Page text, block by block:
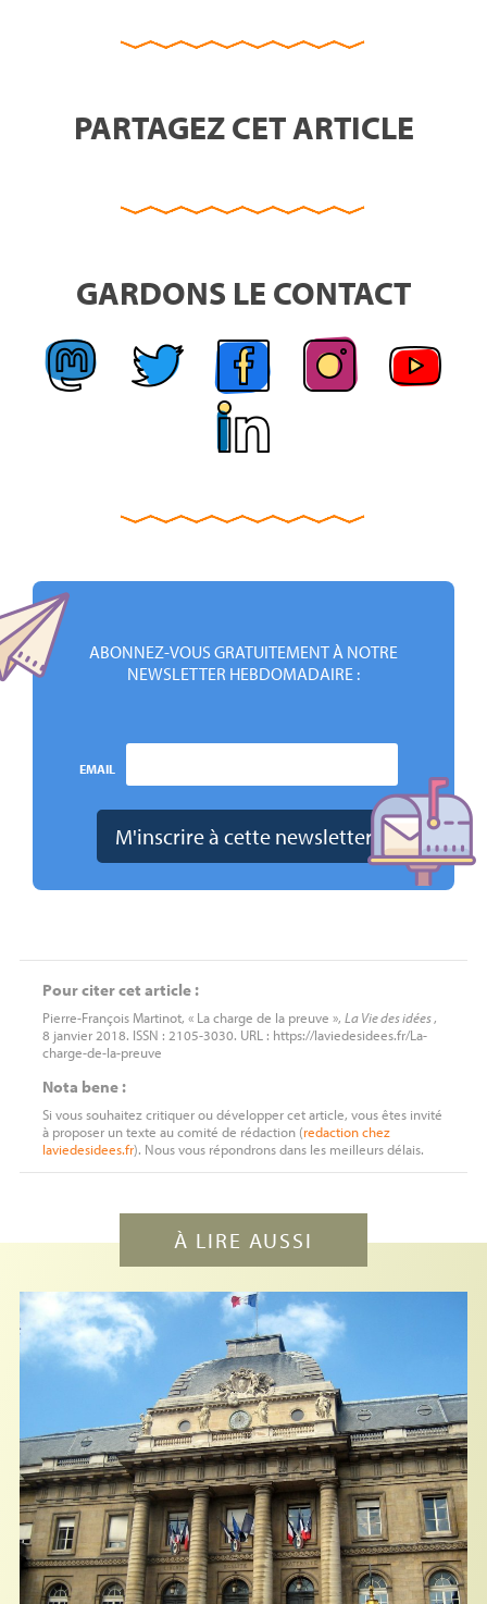
PARTAGEZ CET ARTICLE
GARDONS LE CONTACT
ABONNEZ-VOUS GRATUITEMENT À NOTRE
NEWSLETTER HEBDOMADAIRE :
EMAIL
Pour citer cet article :
Pierre-François Martinot, « La charge de la preuve », La Vie des idées,
8 janvier 2018. ISSN : 2105-3030. URL : https://laviedesidees.fr/La-
charge-de-la-preuve
Nota bene :
Si vous souhaitez critiquer ou développer cet article, vous êtes invité
à proposer un texte au comité de rédaction (redactionchez
laviedesidees.fr). Nous vous répondrons dans les meilleurs délais.
À LIRE AUSSI